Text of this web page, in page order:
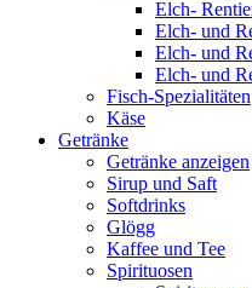
Elch-
Elch- und
Elch- und
Elch- und
Fisch-Spezialitäten
Käse
Getränke
Getränke anzeigen
Sirup und Saft
Softdrinks
Glögg
Kaffee und Tee
Spirituosen